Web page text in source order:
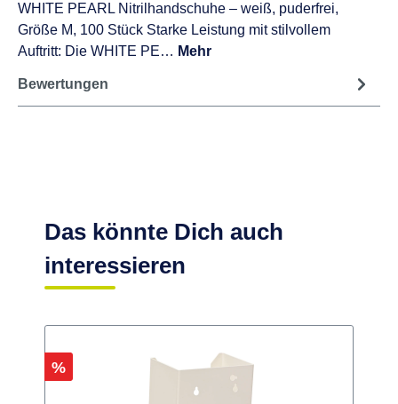
WHITE PEARL Nitrilhandschuhe – weiß, puderfrei,
Größe M, 100 Stück Starke Leistung mit stilvollem
Auftritt: Die WHITE PE… Mehr
Bewertungen
Das könnte Dich auch
interessieren
Rabatt
%